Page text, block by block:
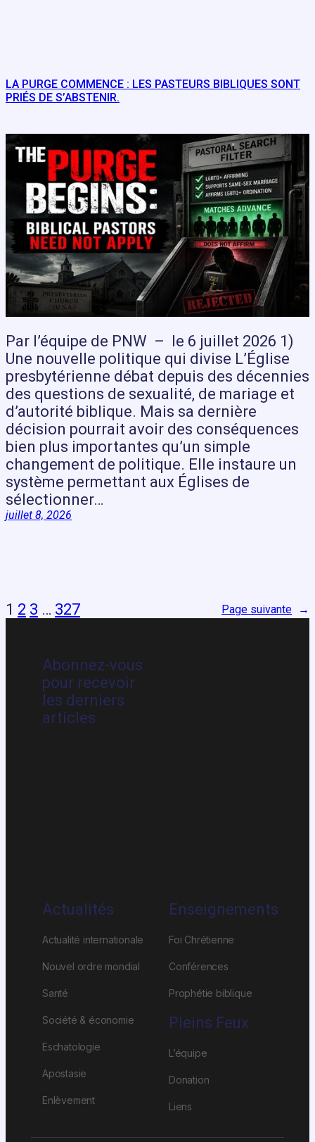
LA PURGE COMMENCE : LES PASTEURS BIBLIQUES SONT
PRIÉS DE S’ABSTENIR.
Par l’équipe de PNW – le 6 juillet 2026 1)
Une nouvelle politique qui divise L’Église
presbytérienne débat depuis des décennies
des questions de sexualité, de mariage et
d’autorité biblique. Mais sa dernière
décision pourrait avoir des conséquences
bien plus importantes qu’un simple
changement de politique. Elle instaure un
système permettant aux Églises de
sélectionner…
juillet 8, 2026
1 2 3 … 327 Page suivante →
Abonnez-vous
pour recevoir
les derniers
articles
Actualités
Actualité internationale
Nouvel ordre mondial
Santé
Société & économie
Eschatologie
Apostasie
Enlèvement
Enseignements
Foi Chrétienne
Conférences
Prophétie biblique
Pleins Feux
L’équipe
Donation
Liens